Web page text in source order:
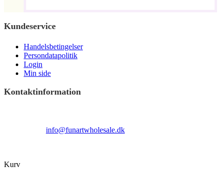
Kundeservice
Handelsbetingelser
Persondatapolitik
Login
Min side
Kontaktinformation
info@funartwholesale.dk
Kurv